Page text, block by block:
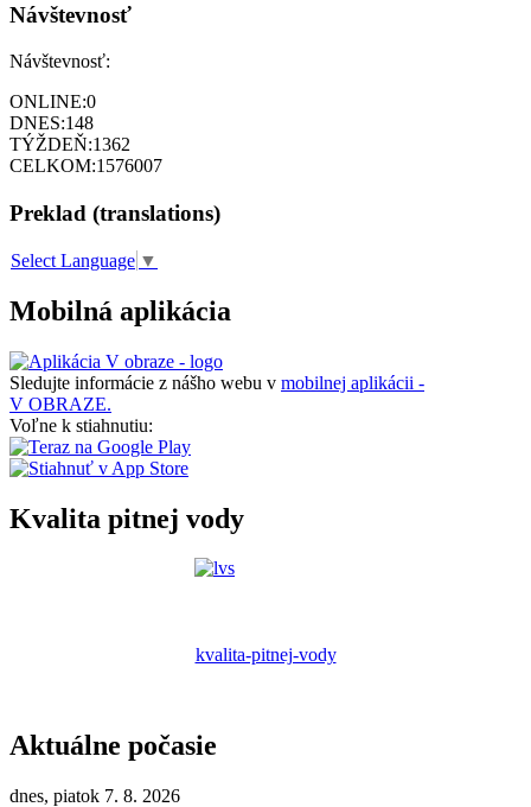
Návštevnosť
Návštevnosť:
ONLINE:0
DNES:148
TÝŽDEŇ:1362
CELKOM:1576007
Preklad (translations)
Select Language ▼
Mobilná aplikácia
Sledujte informácie z nášho webu v mobilnej aplikácii -
V OBRAZE.
Voľne k stiahnutiu:
Kvalita pitnej vody
kvalita-pitnej-vody
Aktuálne počasie
dnes, piatok 7. 8. 2026